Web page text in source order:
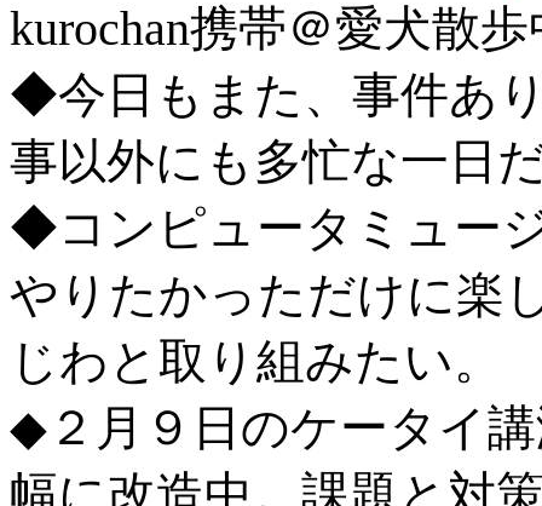
kurochan携帯＠愛犬散
◆今日もまた、事件あ
事以外にも多忙な一日
◆コンピュータミュー
やりたかっただけに楽
じわと取り組みたい。
◆２月９日のケータイ
幅に改造中。課題と対